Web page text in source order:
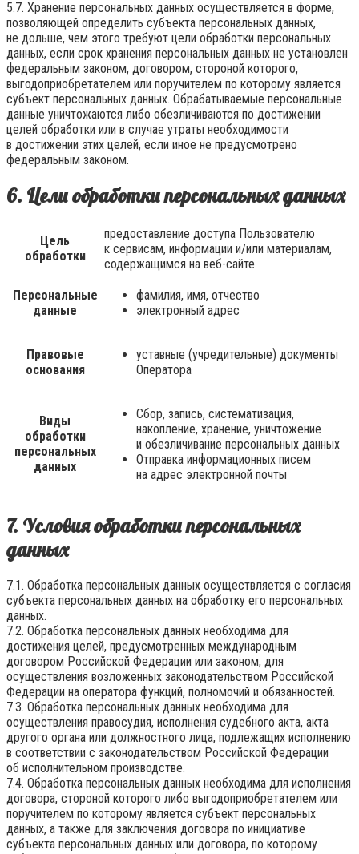
5.7. Хранение персональных данных осуществляется в форме,
позволяющей определить субъекта персональных данных,
не дольше, чем этого требуют цели обработки персональных
данных, если срок хранения персональных данных не установлен
федеральным законом, договором, стороной которого,
выгодоприобретателем или поручителем по которому является
субъект персональных данных. Обрабатываемые персональные
данные уничтожаются либо обезличиваются по достижении
целей обработки или в случае утраты необходимости
в достижении этих целей, если иное не предусмотрено
федеральным законом.
6. Цели обработки персональных данных
Цель
обработки
предоставление доступа Пользователю
к сервисам, информации и/или материалам,
содержащимся на веб-сайте
Персональные
данные
фамилия, имя, отчество
электронный адрес
Правовые
основания
уставные (учредительные) документы
Оператора
Виды
обработки
персональных
данных
Сбор, запись, систематизация,
накопление, хранение, уничтожение
и обезличивание персональных данных
Отправка информационных писем
на адрес электронной почты
7. Условия обработки персональных
данных
7.1. Обработка персональных данных осуществляется с согласия
субъекта персональных данных на обработку его персональных
данных.
7.2. Обработка персональных данных необходима для
достижения целей, предусмотренных международным
договором Российской Федерации или законом, для
осуществления возложенных законодательством Российской
Федерации на оператора функций, полномочий и обязанностей.
7.3. Обработка персональных данных необходима для
осуществления правосудия, исполнения судебного акта, акта
другого органа или должностного лица, подлежащих исполнению
в соответствии с законодательством Российской Федерации
об исполнительном производстве.
7.4. Обработка персональных данных необходима для исполнения
договора, стороной которого либо выгодоприобретателем или
поручителем по которому является субъект персональных
данных, а также для заключения договора по инициативе
субъекта персональных данных или договора, по которому